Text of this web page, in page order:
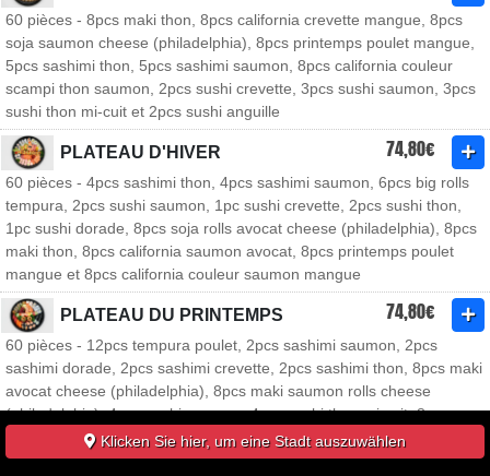
60 pièces - 8pcs maki thon, 8pcs california crevette mangue, 8pcs
soja saumon cheese (philadelphia), 8pcs printemps poulet mangue,
5pcs sashimi thon, 5pcs sashimi saumon, 8pcs california couleur
scampi thon saumon, 2pcs sushi crevette, 3pcs sushi saumon, 3pcs
sushi thon mi-cuit et 2pcs sushi anguille
PLATEAU D'HIVER 74,80€
60 pièces - 4pcs sashimi thon, 4pcs sashimi saumon, 6pcs big rolls
tempura, 2pcs sushi saumon, 1pc sushi crevette, 2pcs sushi thon,
1pc sushi dorade, 8pcs soja rolls avocat cheese (philadelphia), 8pcs
maki thon, 8pcs california saumon avocat, 8pcs printemps poulet
mangue et 8pcs california couleur saumon mangue
PLATEAU DU PRINTEMPS 74,80€
60 pièces - 12pcs tempura poulet, 2pcs sashimi saumon, 2pcs
sashimi dorade, 2pcs sashimi crevette, 2pcs sashimi thon, 8pcs maki
avocat cheese (philadelphia), 8pcs maki saumon rolls cheese
(philadelphia), 4pcs sushi saumon, 4pcs sushi thon mi cuit, 8pcs
primtemps rolls tepura avocat et 8pcs yaki poulet thon mangue
Klicken Sie hier, um eine Stadt auszuwählen